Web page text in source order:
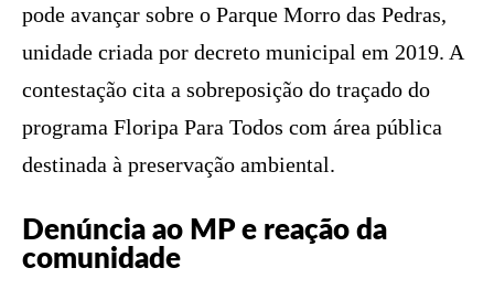
pode avançar sobre o Parque Morro das Pedras,
unidade criada por decreto municipal em 2019. A
contestação cita a sobreposição do traçado do
programa Floripa Para Todos com área pública
destinada à preservação ambiental.
Denúncia ao MP e reação da
comunidade